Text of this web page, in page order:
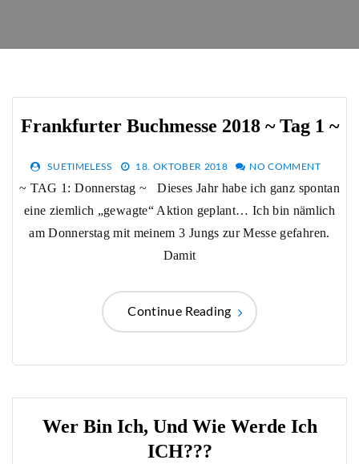
Frankfurter Buchmesse 2018 ~ Tag 1 ~
SUETIMELESS 18. OKTOBER 2018 NO COMMENT
~ TAG 1: Donnerstag ~ Dieses Jahr habe ich ganz spontan
eine ziemlich „gewagte“ Aktion geplant… Ich bin nämlich
am Donnerstag mit meinem 3 Jungs zur Messe gefahren.
Damit
Continue Reading
Wer Bin Ich, Und Wie Werde Ich
ICH???